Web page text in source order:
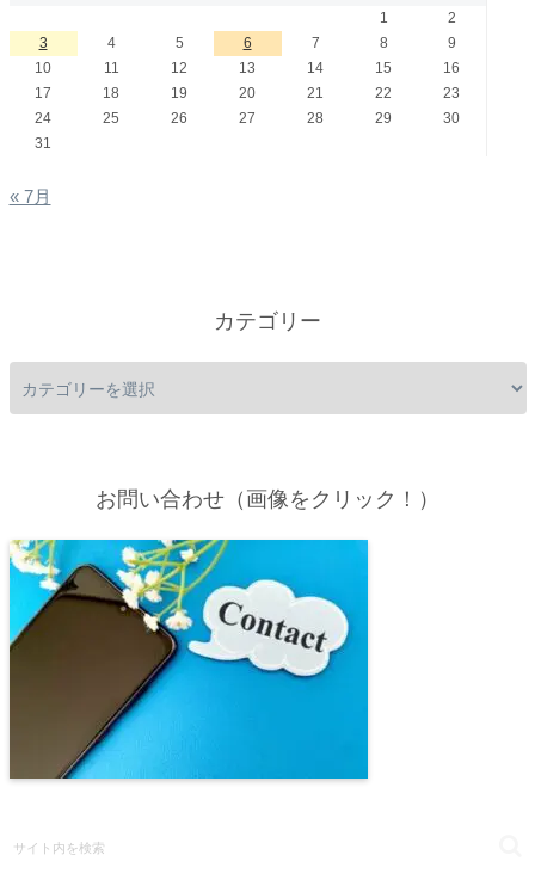
1
2
3
4 5 6 7 8
9
10
11 12 13 14 15
16
17
18 19 20 21 22
23
24
25 26 27 28 29
30
31
« 7月
カテゴリー
お問い合わせ（画像をクリック！）